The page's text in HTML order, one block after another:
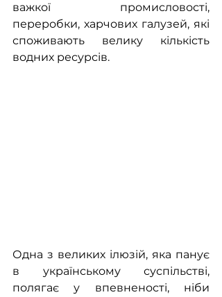
важкої промисловості,
переробки, харчових галузей, які
споживають велику кількість
водних ресурсів.
Одна з великих ілюзій, яка панує
в українському суспільстві,
полягає у впевненості, ніби